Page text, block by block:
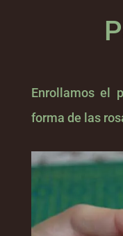
Enrollamos el
forma de las